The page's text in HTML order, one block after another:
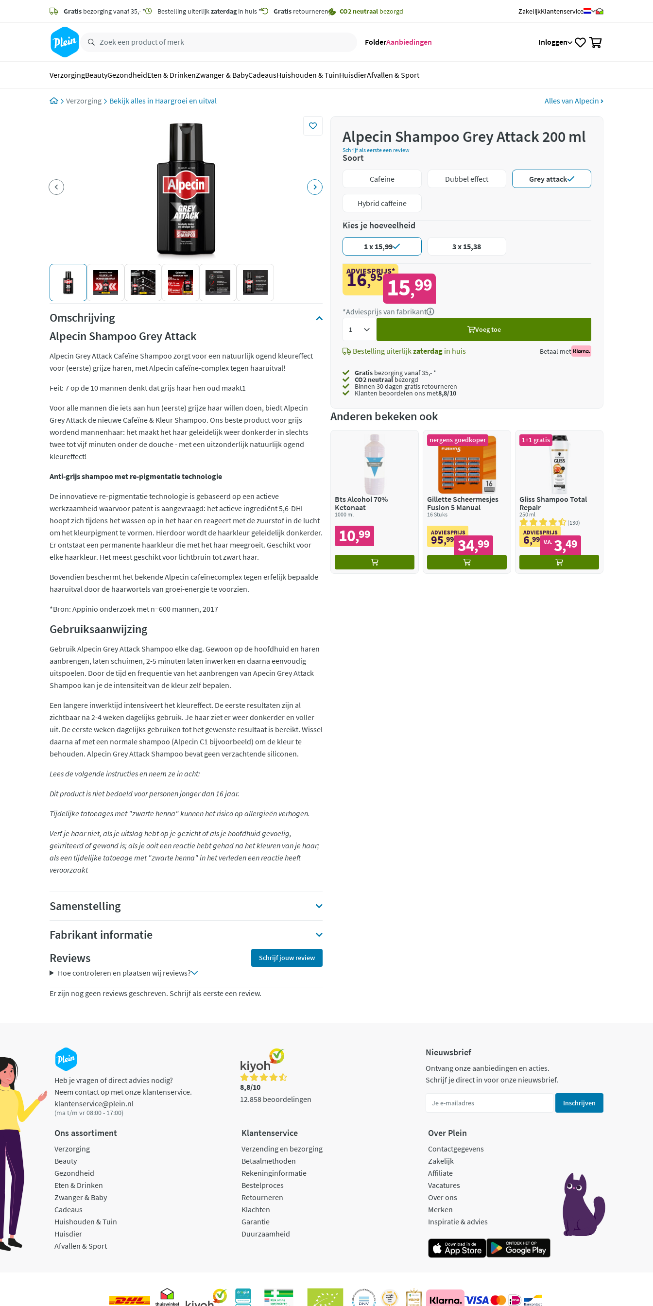
zoeken
hoofdinhoud
Gratis bezorging vanaf 35,- * Bestelling uiterlijkzaterdagin huis * Gratis retourneren CO2 neutraal bezorgd ZakelijkKlantenservice
FolderAanbiedingen Inloggen
VerzorgingBeautyGezondheidEten & DrinkenZwanger & BabyCadeausHuishouden & TuinHuisdierAfvallen & Sport
Verzorging Haargroei en uitval Alles van Alpecin
Omschrijving
Alpecin Shampoo Grey Attack
Alpecin Grey Attack Cafeïne Shampoo zorgt voor een natuurlijk ogend kleureffect
voor (eerste) grijze haren, met Alpecin cafeïne-complex tegen haaruitval!
Feit: 7 op de 10 mannen denkt dat grijs haar hen oud maakt1
Voor alle mannen die iets aan hun (eerste) grijze haar willen doen, biedt Alpecin
Grey Attack de nieuwe Cafeïne & Kleur Shampoo. Ons beste product voor grijs
wordend mannenhaar: het maakt het haar geleidelijk weer donkerder in slechts
twee tot vijf minuten onder de douche - met een uitzonderlijk natuurlijk ogend
kleureffect!
Anti-grijs shampoo met re-pigmentatie technologie
De innovatieve re-pigmentatie technologie is gebaseerd op een actieve
werkzaamheid waarvoor patent is aangevraagd: het actieve ingrediënt 5,6-DHI
hoopt zich tijdens het wassen op in het haar en reageert met de zuurstof in de lucht
om het kleurpigment te vormen. Hierdoor wordt de haarkleur geleidelijk donkerder.
Er ontstaat een permanente haarkleur die met het haar meegroeit. Geschikt voor
elke haarkleur. Het meest geschikt voor lichtbruin tot zwart haar.
Bovendien beschermt het bekende Alpecin cafeïnecomplex tegen erfelijk bepaalde
haaruitval door de haarwortels van groei-energie te voorzien.
*Bron: Appinio onderzoek met n=600 mannen, 2017
Gebruiksaanwijzing
Gebruik Alpecin Grey Attack Shampoo elke dag. Gewoon op de hoofdhuid en haren
aanbrengen, laten schuimen, 2-5 minuten laten inwerken en daarna eenvoudig
uitspoelen. Door de tijd en frequentie van het aanbrengen van Apecin Grey Attack
Shampoo kan je de intensiteit van de kleur zelf bepalen.
Een langere inwerktijd intensiveert het kleureffect. De eerste resultaten zijn al
zichtbaar na 2-4 weken dagelijks gebruik. Je haar ziet er weer donkerder en voller
uit. De eerste weken dagelijks gebruiken tot het gewenste resultaat is bereikt. Wissel
daarna af met een normale shampoo (Alpecin C1 bijvoorbeeld) om de kleur te
behouden. Alpecin Grey Attack Shampoo bevat geen verzachtende siliconen.
Lees de volgende instructies en neem ze in acht:
Dit product is niet bedoeld voor personen jonger dan 16 jaar.
Tijdelijke tatoeages met "zwarte henna" kunnen het risico op allergieën verhogen.
Verf je haar niet, als je uitslag hebt op je gezicht of als je hoofdhuid gevoelig,
geïrriteerd of gewond is; als je ooit een reactie hebt gehad na het kleuren van je haar;
als een tijdelijke tatoeage met "zwarte henna" in het verleden een reactie heeft
veroorzaakt
Samenstelling
Fabrikant informatie
Reviews
Schrijf jouw review
Hoe controleren en plaatsen wij reviews?
Er zijn nog geen reviews geschreven. Schrijf als eerste een review.
Alpecin Shampoo Grey Attack 200 ml
Schrijf als eerste een review
Soort
Cafeine Dubbel effect Grey attack
Hybrid caffeine
Kies je hoeveelheid
1 x 15,99 3 x 15,38
ADVIESPRIJS*
16,95 15,99
*Adviesprijs van fabrikant
Voeg toe
Bestelling uiterlijkzaterdag in huis Betaal met
Gratis bezorging vanaf 35,- *
CO2 neutraalbezorgd
Binnen 30 dagen gratis retourneren
Klanten beoordelen ons met8,8/10
Anderen bekeken ook
Bts Alcohol 70%
Ketonaat
1000 ml
10,99
nergens goedkoper
Gillette Scheermesjes
Fusion 5 Manual
16 Stuks
ADVIESPRIJS
95,99 34,99
1+1 gratis
Gliss Shampoo Total
Repair
250 ml
130
ADVIESPRIJS
6,99 V.A. 3,49
Heb je vragen of direct advies nodig?
Neem contact op met onze klantenservice.
klantenservice@plein.nl
(ma t/m vr 08:00 - 17:00)
8,8/10
12.858 beoordelingen
Nieuwsbrief
Ontvang onze aanbiedingen en acties.
Schrijf je direct in voor onze nieuwsbrief.
Inschrijven
Ons assortiment
Verzorging
Beauty
Gezondheid
Eten & Drinken
Zwanger & Baby
Cadeaus
Huishouden & Tuin
Huisdier
Afvallen & Sport
Klantenservice
Verzending en bezorging
Betaalmethoden
Rekeninginformatie
Bestelproces
Retourneren
Klachten
Garantie
Duurzaamheid
Over Plein
Contactgegevens
Zakelijk
Affiliate
Vacatures
Over ons
Merken
Inspiratie & advies